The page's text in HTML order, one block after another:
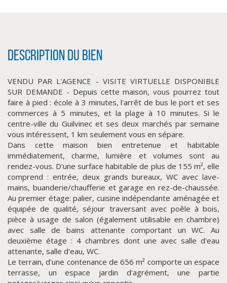
CLIQUER ICI POUR AGRANDIR
Description du bien
VENDU PAR L'AGENCE - VISITE VIRTUELLE DISPONIBLE
SUR DEMANDE - Depuis cette maison, vous pourrez tout
faire à pied : école à 3 minutes, l'arrêt de bus le port et ses
commerces à 5 minutes, et la plage à 10 minutes. Si le
centre-ville du Guilvinec et ses deux marchés par semaine
vous intéressent, 1 km seulement vous en sépare.
Dans cette maison bien entretenue et habitable
immédiatement, charme, lumière et volumes sont au
rendez-vous. D'une surface habitable de plus de 155 m², elle
comprend : entrée, deux grands bureaux, WC avec lave-
mains, buanderie/chaufferie et garage en rez-de-chaussée.
Au premier étage: palier, cuisine indépendante aménagée et
équipée de qualité, séjour traversant avec poêle à bois,
pièce à usage de salon (également utilisable en chambre)
avec salle de bains attenante comportant un WC. Au
deuxième étage : 4 chambres dont une avec salle d'eau
attenante, salle d'eau, WC.
Le terrain, d'une contenance de 656 m² comporte un espace
terrasse, un espace jardin d'agrément, une partie